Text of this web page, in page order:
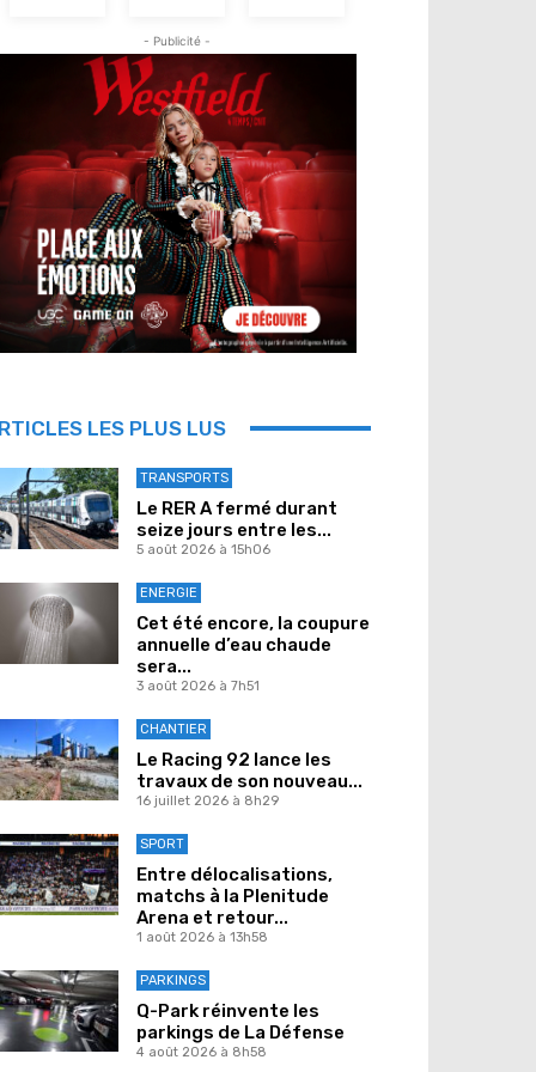
- Publicité -
LES PLUS LUS
TRANSPORTS
Le RER A fermé durant
seize jours entre les...
5 août 2026 à 15h06
ENERGIE
Cet été encore, la coupure
annuelle d’eau chaude
sera...
3 août 2026 à 7h51
CHANTIER
Le Racing 92 lance les
travaux de son nouveau...
16 juillet 2026 à 8h29
SPORT
Entre délocalisations,
matchs à la Plenitude
Arena et retour...
1 août 2026 à 13h58
PARKINGS
Q-Park réinvente les
parkings de La Défense
4 août 2026 à 8h58